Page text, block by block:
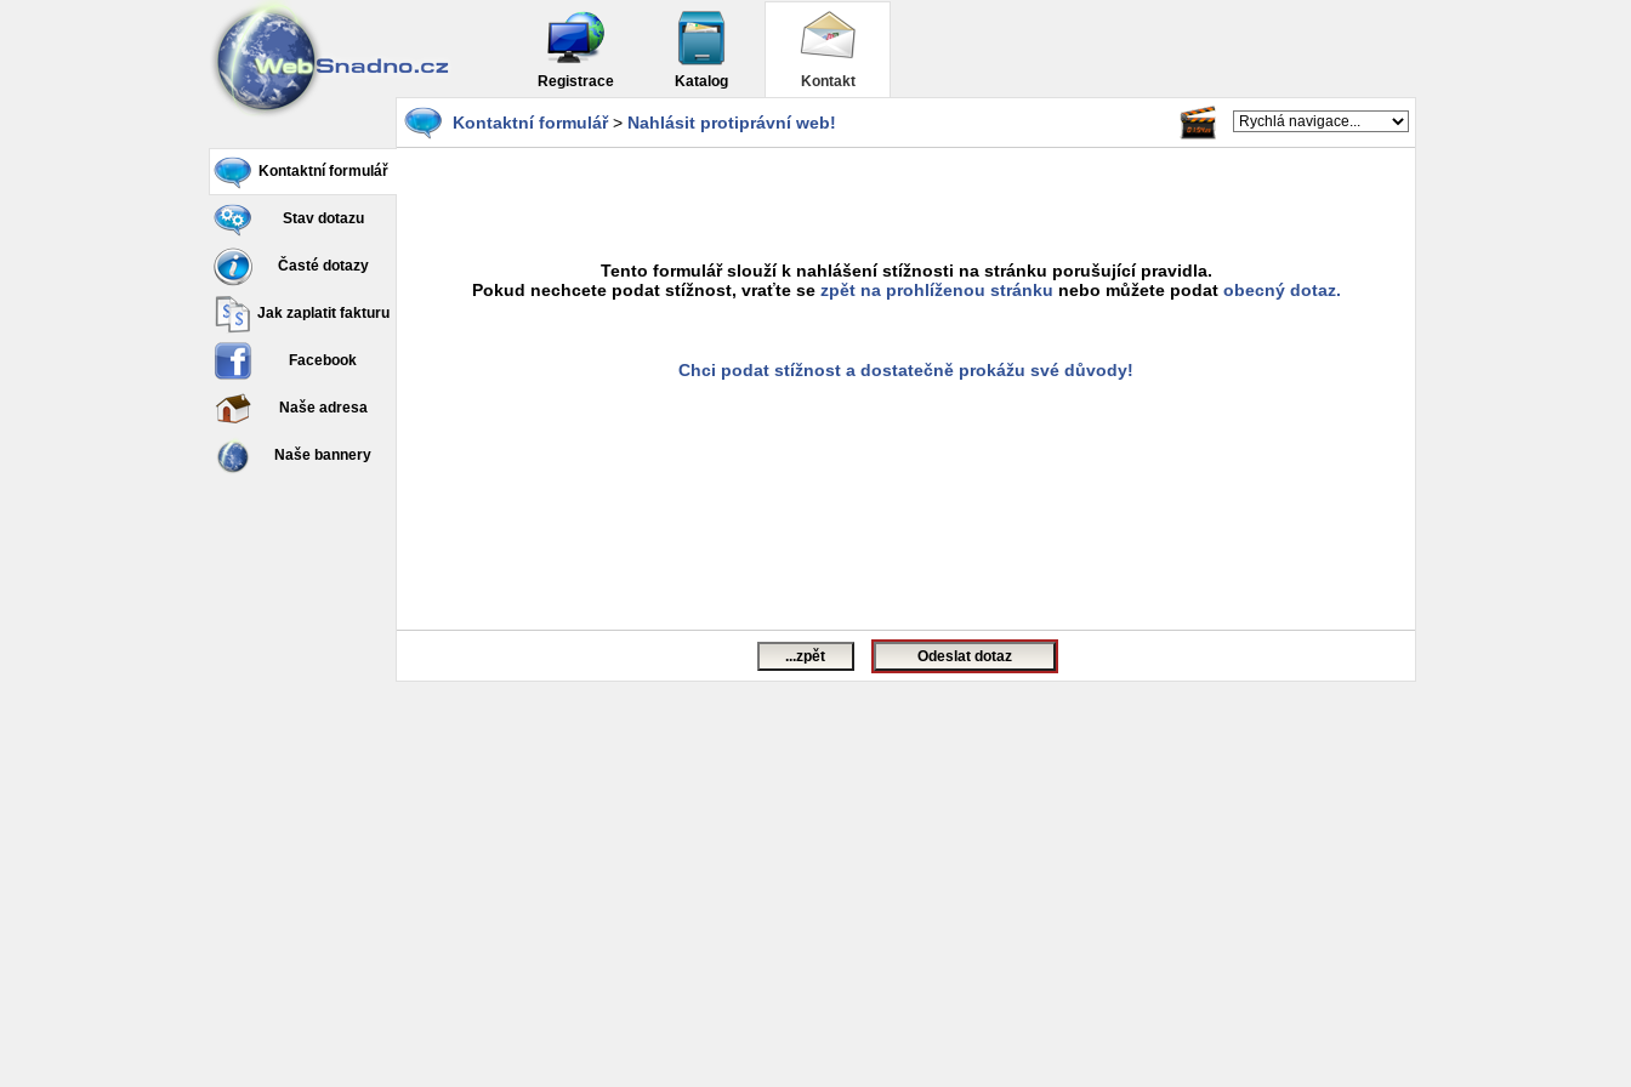
Registrace Katalog Kontakt
Kontaktní formulář
Stav dotazu
Časté dotazy
Jak zaplatit fakturu
Facebook
Naše adresa
Naše bannery
Kontaktní formulář> Nahlásit protiprávní web!
Tento formulář slouží k nahlášení stížnosti na stránku porušující pravidla.
Pokud nechcete podat stížnost, vraťte se zpět na prohlíženou stránku nebo můžete podat obecný dotaz.
Chci podat stížnost a dostatečně prokážu své důvody!